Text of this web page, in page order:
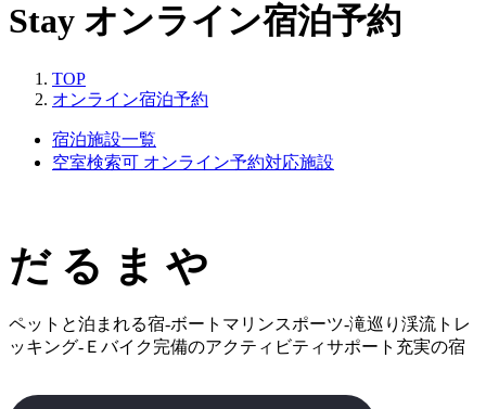
Stay オンライン宿泊予約
TOP
オンライン宿泊予約
宿泊施設一覧
空室検索可 オンライン予約対応施設
だるまや
ペットと泊まれる宿-ボートマリンスポーツ-滝巡り渓流トレ
ッキング-Ｅバイク完備のアクティビティサポート充実の宿